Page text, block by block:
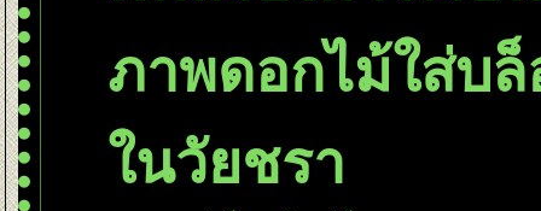
ภาพดอกไม้ใส่บ
นวัยชรา